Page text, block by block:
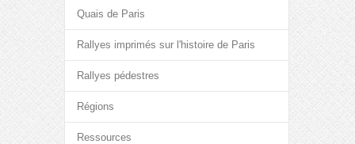
Quais de Paris
Rallyes imprimés sur l'histoire de Paris
Rallyes pédestres
Régions
Ressources